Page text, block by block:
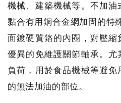
機械、建築機械等。不加油
黏合有用銅合金網加固的特
面鍍硬質鉻的內圈，對壓縮
優異的免維護關節軸承。尤
負荷，用於食品機械等避
的無法加油的部位。